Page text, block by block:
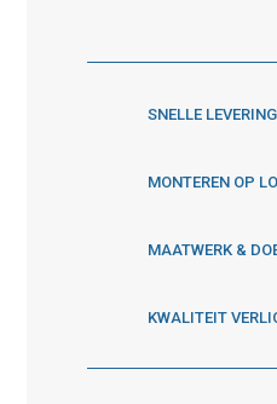
SNELLE LEVERING
MONTEREN OP
MAATWERK &
KWALITEIT